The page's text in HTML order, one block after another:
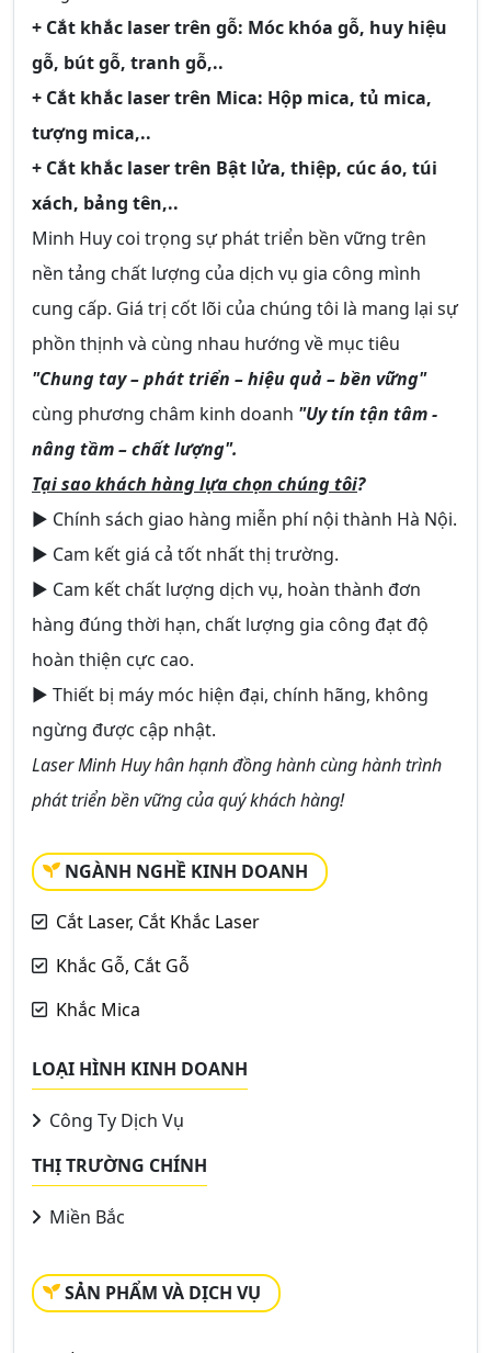
+ Cắt khắc laser trên gỗ: Móc khóa gỗ, huy hiệu
gỗ, bút gỗ, tranh gỗ,..
+ Cắt khắc laser trên Mica: Hộp mica, tủ mica,
tượng mica,..
+ Cắt khắc laser trên Bật lửa, thiệp, cúc áo, túi
xách, bảng tên,..
Minh Huy coi trọng sự phát triển bền vững trên
nền tảng chất lượng của dịch vụ gia công mình
cung cấp. Giá trị cốt lõi của chúng tôi là mang lại sự
phồn thịnh và cùng nhau hướng về mục tiêu
"Chung tay – phát triển – hiệu quả – bền vững"
cùng phương châm kinh doanh "Uy tín tận tâm -
nâng tầm – chất lượng".
Tại sao khách hàng lựa chọn chúng tôi?
► Chính sách giao hàng miễn phí nội thành Hà Nội.
► Cam kết giá cả tốt nhất thị trường.
► Cam kết chất lượng dịch vụ, hoàn thành đơn
hàng đúng thời hạn, chất lượng gia công đạt độ
hoàn thiện cực cao.
► Thiết bị máy móc hiện đại, chính hãng, không
ngừng được cập nhật.
Laser Minh Huy hân hạnh đồng hành cùng hành trình
phát triển bền vững của quý khách hàng!
NGÀNH NGHỀ KINH DOANH
Cắt Laser, Cắt Khắc Laser
Khắc Gỗ, Cắt Gỗ
Khắc Mica
LOẠI HÌNH KINH DOANH
Công Ty Dịch Vụ
THỊ TRƯỜNG CHÍNH
Miền Bắc
SẢN PHẨM VÀ DỊCH VỤ